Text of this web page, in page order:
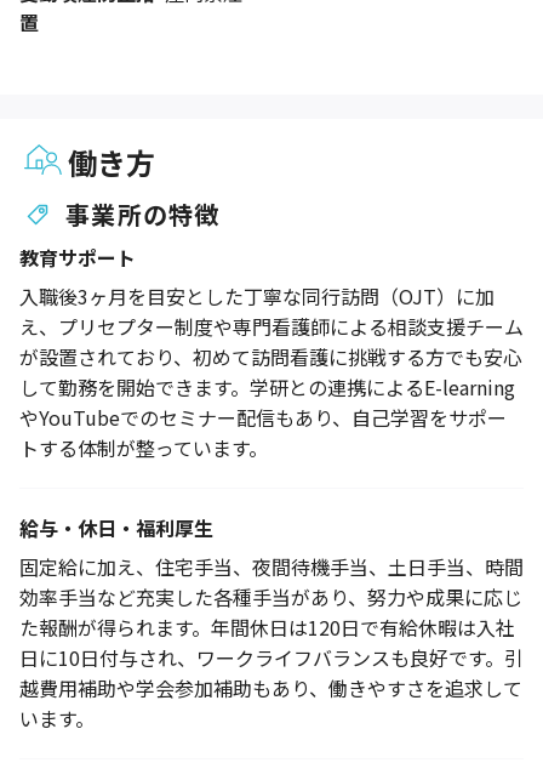
置
働き方
事業所の特徴
教育サポート
入職後3ヶ月を目安とした丁寧な同行訪問（OJT）に加
え、プリセプター制度や専門看護師による相談支援チーム
が設置されており、初めて訪問看護に挑戦する方でも安心
して勤務を開始できます。学研との連携によるE-learning
やYouTubeでのセミナー配信もあり、自己学習をサポー
トする体制が整っています。
給与・休日・福利厚生
固定給に加え、住宅手当、夜間待機手当、土日手当、時間
効率手当など充実した各種手当があり、努力や成果に応じ
た報酬が得られます。年間休日は120日で有給休暇は入社
日に10日付与され、ワークライフバランスも良好です。引
越費用補助や学会参加補助もあり、働きやすさを追求して
います。